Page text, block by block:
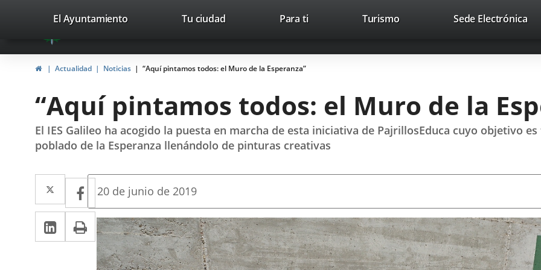
Portal
Web
del
Valladolid
avaTop Trabaja con nosotros Contacto
valladolid.es
El Ayuntamiento Tu ciudad Para ti TurismoEste
abrirá
nueva.
Sede Electrónica
InicioActualidad Noticias “Aquí pintamos todos: el Muro de la Esperanza”
“Aquí pintamos todos: el Muro de la
El IES Galileo ha acogido la puesta en marcha de esta iniciativa de PajrillosEduca cuyo objetivo
poblado de la Esperanza llenándolo de pinturas creativas
Twitter
Enlace
a
una
aplicación
Facebook
Enlace
a
una
aplicación
LinkedIn
Enlace
a
Imprimir
Fecha
la
noticia
20 de junio de 2019